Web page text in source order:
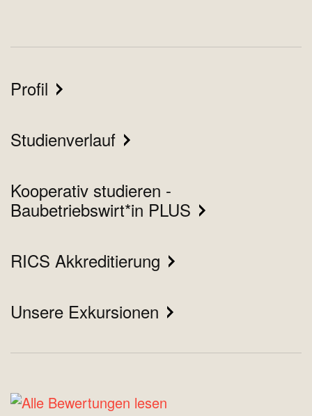
Profil
Studienverlauf
Kooperativ studieren -
Baubetriebswirt*in PLUS
RICS Akkreditierung
Unsere Exkursionen